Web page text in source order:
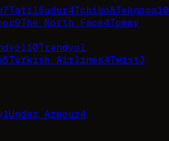
7TatilBudur4Tchibo8Teknosa10
9The North Face4Tommy
10Trendyol
5Turkish Airlines4Twist3
1Under Armour4